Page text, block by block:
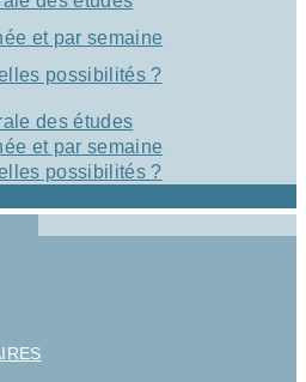
et par semaine
possibilités ?
des études
et par semaine
possibilités ?